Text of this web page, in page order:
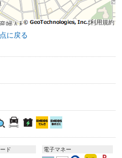
利用規約
に戻る
ド 電子マネー